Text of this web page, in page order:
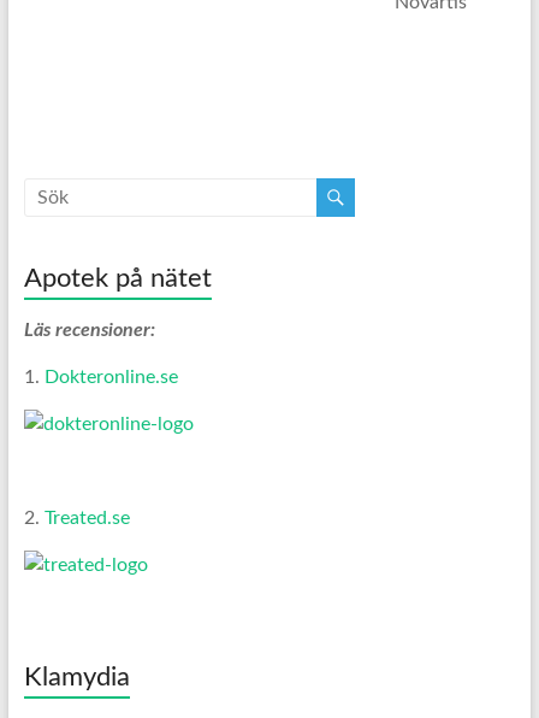
Apotek på nätet
Läs recensioner:
1. Dokteronline.se
2. Treated.se
Klamydia